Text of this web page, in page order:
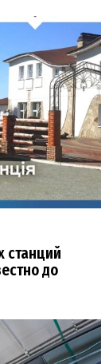
станций
до